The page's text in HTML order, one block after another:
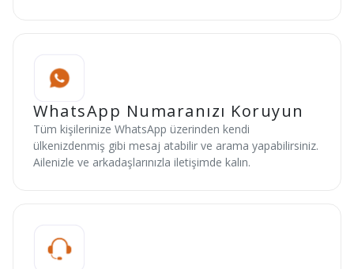
WhatsApp Numaranızı Koruyun
Tüm kişilerinize WhatsApp üzerinden kendi
ülkenizdenmiş gibi mesaj atabilir ve arama yapabilirsiniz.
Ailenizle ve arkadaşlarınızla iletişimde kalın.